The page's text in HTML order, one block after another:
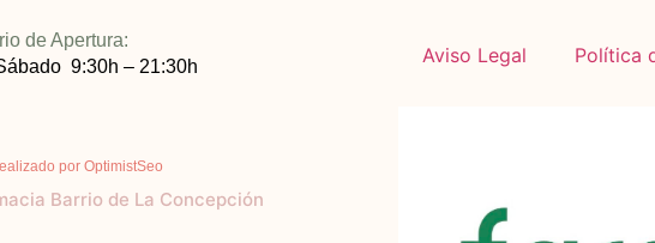
de Apertura:
9:30h – 21:30h
por OptimistSeo
Barrio de La Concepción
Aviso Legal Política